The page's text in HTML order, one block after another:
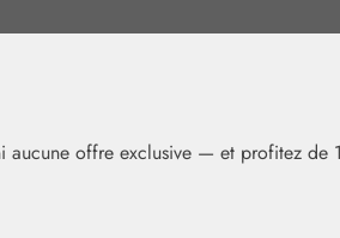
aucune offre exclusive — et profitez de